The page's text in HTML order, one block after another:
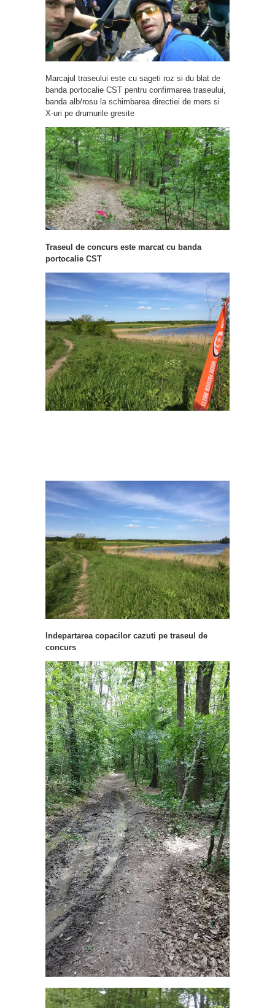
Marcajul traseului este cu sageti roz si du blat de
banda portocalie CST pentru confirmarea traseului,
banda alb/rosu la schimbarea directiei de mers si
X-uri pe drumurile gresite
Traseul de concurs este marcat cu banda
portocalie CST
Indepartarea copacilor cazuti pe traseul de
concurs